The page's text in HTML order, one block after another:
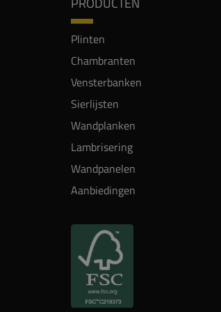
Plinten
Chambranten
Vensterbanken
Sierlijsten
Wandplanken
Lambrisering
Wandpanelen
Aanbiedingen